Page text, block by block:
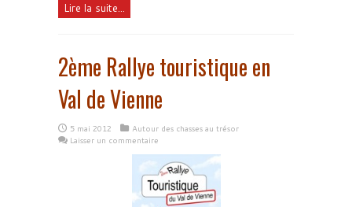
Lire la suite...
2ème Rallye touristique en
Val de Vienne
5 mai 2012
Autour des chasses au trésor
Laisser un commentaire